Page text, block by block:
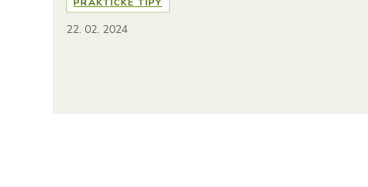
22. 02. 2024